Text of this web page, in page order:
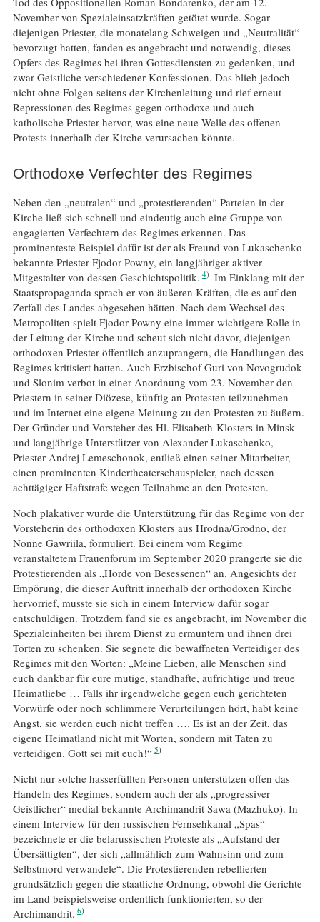
November von Spezialeinsatzkräften getötet wurde. Sogar
diejenigen Priester, die monatelang Schweigen und „Neutralität“
bevorzugt hatten, fanden es angebracht und notwendig, dieses
Opfers des Regimes bei ihren Gottesdiensten zu gedenken, und
zwar Geistliche verschiedener Konfessionen. Das blieb jedoch
nicht ohne Folgen seitens der Kirchenleitung und rief erneut
Repressionen des Regimes gegen orthodoxe und auch
katholische Priester hervor, was eine neue Welle des offenen
Protests innerhalb der Kirche verursachen könnte.
Orthodoxe Verfechter des Regimes
Neben den „neutralen“ und „protestierenden“ Parteien in der
Kirche ließ sich schnell und eindeutig auch eine Gruppe von
engagierten Verfechtern des Regimes erkennen. Das
prominenteste Beispiel dafür ist der als Freund von Lukaschenko
bekannte Priester Fjodor Powny, ein langjähriger aktiver
Mitgestalter von dessen Geschichtspolitik. 4
Im Einklang mit der
Staatspropaganda sprach er von äußeren Kräften, die es auf den
Zerfall des Landes abgesehen hätten. Nach dem Wechsel des
Metropoliten spielt Fjodor Powny eine immer wichtigere Rolle in
der Leitung der Kirche und scheut sich nicht davor, diejenigen
orthodoxen Priester öffentlich anzuprangern, die Handlungen des
Regimes kritisiert hatten. Auch Erzbischof Guri von Novogrudok
und Slonim verbot in einer Anordnung vom 23. November den
Priestern in seiner Diözese, künftig an Protesten teilzunehmen
und im Internet eine eigene Meinung zu den Protesten zu äußern.
Der Gründer und Vorsteher des Hl. Elisabeth-Klosters in Minsk
und langjährige Unterstützer von Alexander Lukaschenko,
Priester Andrej Lemeschonok, entließ einen seiner Mitarbeiter,
einen prominenten Kindertheaterschauspieler, nach dessen
achttägiger Haftstrafe wegen Teilnahme an den Protesten.
Noch plakativer wurde die Unterstützung für das Regime von der
Vorsteherin des orthodoxen Klosters aus Hrodna/Grodno, der
Nonne Gawriila, formuliert. Bei einem vom Regime
veranstaltetem Frauenforum im September 2020 prangerte sie die
Protestierenden als „Horde von Besessenen“ an. Angesichts der
Empörung, die dieser Auftritt innerhalb der orthodoxen Kirche
hervorrief, musste sie sich in einem Interview dafür sogar
entschuldigen. Trotzdem fand sie es angebracht, im November die
Spezialeinheiten bei ihrem Dienst zu ermuntern und ihnen drei
Torten zu schenken. Sie segnete die bewaffneten Verteidiger des
Regimes mit den Worten: „Meine Lieben, alle Menschen sind
euch dankbar für eure mutige, standhafte, aufrichtige und treue
Heimatliebe … Falls ihr irgendwelche gegen euch gerichteten
Vorwürfe oder noch schlimmere Verurteilungen hört, habt keine
Angst, sie werden euch nicht treffen …. Es ist an der Zeit, das
eigene Heimatland nicht mit Worten, sondern mit Taten zu
verteidigen. Gott sei mit euch!“ 5
Nicht nur solche hasserfüllten Personen unterstützen offen das
Handeln des Regimes, sondern auch der als „progressiver
Geistlicher“ medial bekannte Archimandrit Sawa (Mazhuko). In
einem Interview für den russischen Fernsehkanal „Spas“
bezeichnete er die belarussischen Proteste als „Aufstand der
Übersättigten“, der sich „allmählich zum Wahnsinn und zum
Selbstmord verwandele“. Die Protestierenden rebellierten
grundsätzlich gegen die staatliche Ordnung, obwohl die Gerichte
im Land beispielsweise ordentlich funktionierten, so der
Archimandrit. 6